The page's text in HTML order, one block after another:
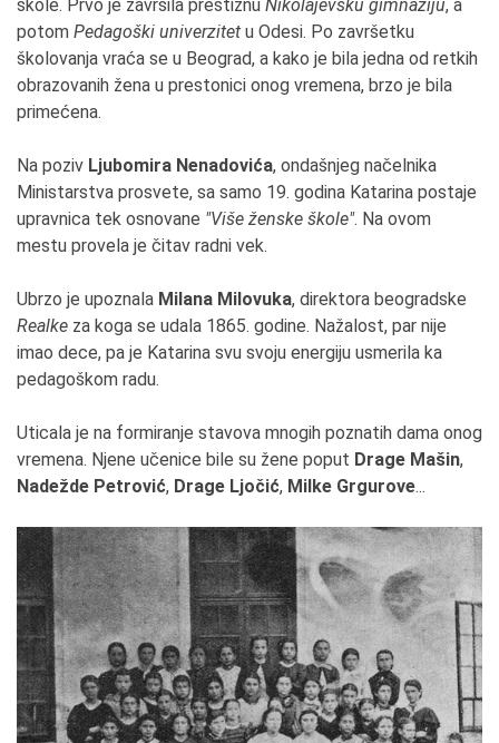
škole. Prvo je završila prestižnu Nikolajevsku gimnaziju, a
potom Pedagoški univerzitet u Odesi. Po završetku
školovanja vraća se u Beograd, a kako je bila jedna od retkih
obrazovanih žena u prestonici onog vremena, brzo je bila
primećena.
Na poziv Ljubomira Nenadovića, ondašnjeg načelnika
Ministarstva prosvete, sa samo 19. godina Katarina postaje
upravnica tek osnovane "Više ženske škole". Na ovom
mestu provela je čitav radni vek.
Ubrzo je upoznala Milana Milovuka, direktora beogradske
Realke za koga se udala 1865. godine. Nažalost, par nije
imao dece, pa je Katarina svu svoju energiju usmerila ka
pedagoškom radu.
Uticala je na formiranje stavova mnogih poznatih dama onog
vremena. Njene učenice bile su žene poput Drage Mašin,
Nadežde Petrović, Drage Ljočić, Milke Grgurove...